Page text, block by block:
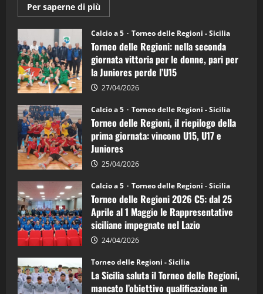
Per saperne di più
informazioni
Torneo
delle
Regioni
di
calcio
a
5:
la
Juniores
è
vicecampione
d’Italia
Calcio a 5 Torneo delle Regioni - Sicilia
Torneo delle Regioni: nella seconda
giornata vittoria per le donne, pari per
la Juniores perde l’U15
27/04/2026
Calcio a 5 Torneo delle Regioni - Sicilia
Torneo delle Regioni, il riepilogo della
prima giornata: vincono U15, U17 e
Juniores
25/04/2026
Calcio a 5 Torneo delle Regioni - Sicilia
Torneo delle Regioni 2026 C5: dal 25
Aprile al 1 Maggio le Rappresentative
siciliane impegnate nel Lazio
24/04/2026
Torneo delle Regioni - Sicilia
La Sicilia saluta il Torneo delle Regioni,
mancato l’obiettivo qualificazione in